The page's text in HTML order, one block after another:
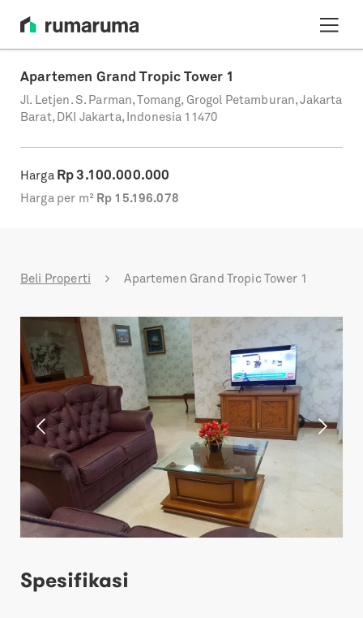
Apartemen Grand Tropic Tower 1
Jl. Letjen. S. Parman, Tomang, Grogol Petamburan, Jakarta
Barat, DKI Jakarta, Indonesia 11470
Harga Rp 3.100.000.000
Harga per m² Rp 15.196.078
Beli Properti Apartemen Grand Tropic Tower 1
Previous Next
Spesifikasi